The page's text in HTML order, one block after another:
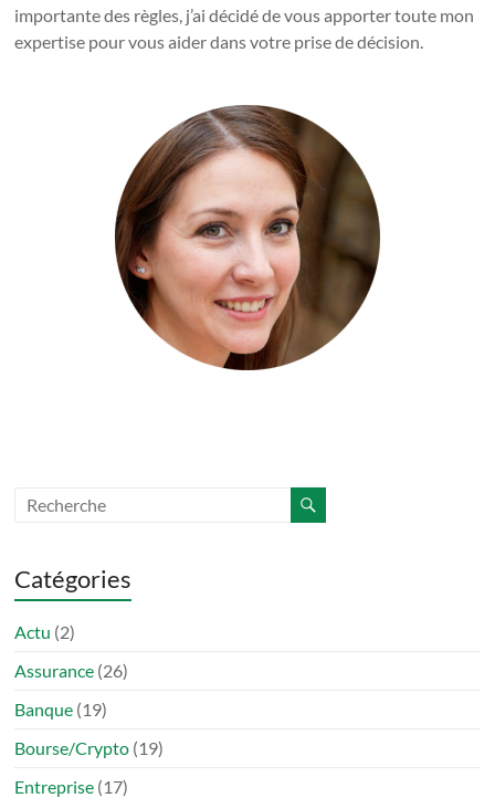
importante des règles, j’ai décidé de vous apporter toute mon
expertise pour vous aider dans votre prise de décision.
Catégories
Actu (2)
Assurance (26)
Banque (19)
Bourse/Crypto (19)
Entreprise (17)